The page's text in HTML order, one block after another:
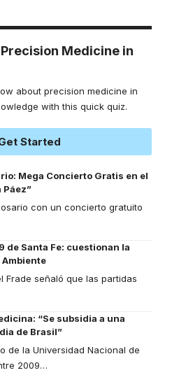
Precision Medicine in
about precision medicine in
with this quick quiz.
Started
Mega Concierto Gratis en el
Páez”
con un concierto gratuito
de Santa Fe: cuestionan la
Frade señaló que las partidas
“Se subsidia a una
de Brasil”
de la Universidad Nacional de
2009…